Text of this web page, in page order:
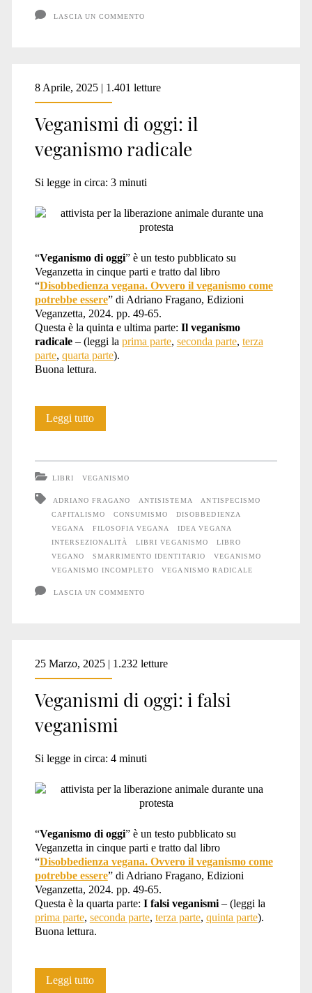
LASCIA UN COMMENTO
8 Aprile, 2025 | 1.401 letture
Veganismi di oggi: il
veganismo radicale
Si legge in circa: 3 minuti
“Veganismo di oggi” è un testo pubblicato su
Veganzetta in cinque parti e tratto dal libro
“Disobbedienza vegana. Ovvero il veganismo come
potrebbe essere” di Adriano Fragano, Edizioni
Veganzetta, 2024. pp. 49-65.
Questa è la quinta e ultima parte: Il veganismo
radicale – (leggi la prima parte, seconda parte, terza
parte, quarta parte).
Buona lettura.
Leggi tuttoVeganismi
veganismo
radicale
LIBRI VEGANISMO
ADRIANO FRAGANO ANTISISTEMA
ANTISPECISMO
CAPITALISMO
CONSUMISMO
DISOBBEDIENZA
VEGANA
FILOSOFIA VEGANA
IDEA VEGANA
INTERSEZIONALITÀ
LIBRI VEGANISMO
LIBRO
VEGANO
SMARRIMENTO IDENTITARIO
VEGANISMO
VEGANISMO INCOMPLETO
VEGANISMO RADICALE
LASCIA UN COMMENTO
25 Marzo, 2025 | 1.232 letture
Veganismi di oggi: i falsi
veganismi
Si legge in circa: 4 minuti
“Veganismo di oggi” è un testo pubblicato su
Veganzetta in cinque parti e tratto dal libro
“Disobbedienza vegana. Ovvero il veganismo come
potrebbe essere” di Adriano Fragano, Edizioni
Veganzetta, 2024. pp. 49-65.
Questa è la quarta parte: I falsi veganismi – (leggi la
prima parte, seconda parte, terza parte, quinta parte).
Buona lettura.
Leggi tuttoVeganismi